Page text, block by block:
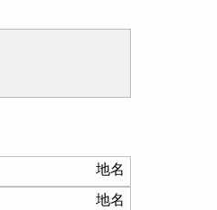
地名
地名